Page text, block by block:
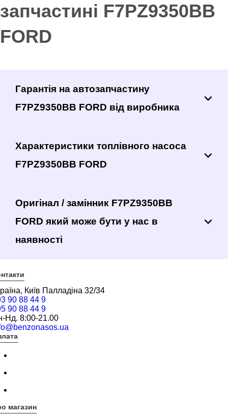
запчастині F7PZ9350BB
FORD
Гарантія на автозапчастину
F7PZ9350BB FORD від виробника
Характеристики топлівного насоса
F7PZ9350BB FORD
Оригінал / замінник F7PZ9350BB
FORD який може бути у нас в
наявності
Київ Палладіна 32/34
90 88 44 9
90 88 44 9
Нд. 8:00-21.00
магазин